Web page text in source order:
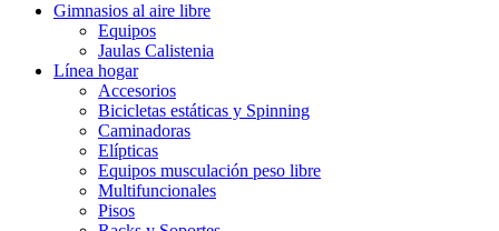
Gimnasios al aire libre
Equipos
Jaulas Calistenia
Línea hogar
Accesorios
Bicicletas estáticas y Spinning
Caminadoras
Elípticas
Equipos musculación peso libre
Multifuncionales
Pisos